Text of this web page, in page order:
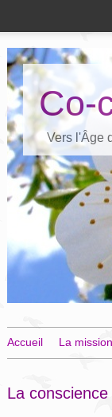
Co-
Vers l'Âge
Accueil La
La